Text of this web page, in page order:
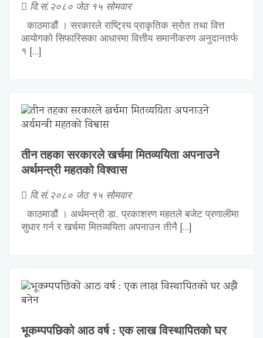
वि.सं.२०८० जेठ १५ सोमवार
काठमाडौं । सरकारले राष्ट्रिय प्राकृतिक स्रोत तथा वित्त
आयोगको सिफारिसका आधारमा वित्तीय समानीकरण अनुदानतर्फ
१ […]
तीन तहका सरकारले खर्चमा मितव्ययिता अपनाउने
अर्थमन्त्री महतको विश्वास
वि.सं.२०८० जेठ १५ सोमवार
काठमाडौं । अर्थमन्त्री डा. प्रकाशरण महतले बजेट प्रणालीमा
सुधार गर्न र खर्चमा मितव्ययिता अपनाउन तीनै […]
भूकम्पपछिको आठ वर्ष : एक लाख विस्थापितको घर